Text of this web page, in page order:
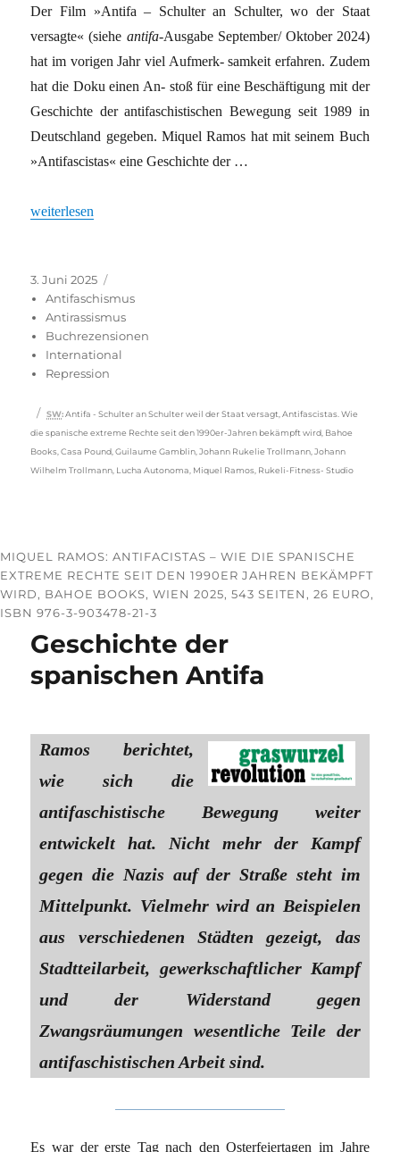
Der Film »Antifa – Schulter an Schulter, wo der Staat
versagte« (siehe antifa-Ausgabe September/ Oktober 2024)
hat im vorigen Jahr viel Aufmerk- samkeit erfahren. Zudem
hat die Doku einen An- stoß für eine Beschäftigung mit der
Geschichte der antifaschistischen Bewegung seit 1989 in
Deutschland gegeben. Miquel Ramos hat mit seinem Buch
»Antifascistas« eine Geschichte der …
„Beginn der Organisierung“
weiterlesen
Veröffentlicht
am
3. Juni 2025
Antifaschismus
Antirassismus
Buchrezensionen
International
Repression
Schlagwörter
SW: Antifa - Schulter an Schulter weil der Staat versagt ,Antifascistas. Wie
die spanische extreme Rechte seit den 1990er-Jahren bekämpft wird Bahoe
Books ,Casa Pound ,Guilaume Gamblin ,Johann Rukelie Trollmann ,Johann
Wilhelm Trollmann Lucha Autonoma Miquel Ramos Rukeli-Fitness- Studio
MIQUEL RAMOS: ANTIFACISTAS – WIE DIE SPANISCHE
EXTREME RECHTE SEIT DEN 1990ER JAHREN BEKÄMPFT
WIRD, BAHOE BOOKS, WIEN 2025, 543 SEITEN, 26 EURO,
ISBN 976-3-903478-21-3
Geschichte der
spanischen Antifa
Ramos berichtet,
wie sich die
antifaschistische Bewegung weiter
entwickelt hat. Nicht mehr der Kampf
gegen die Nazis auf der Straße steht im
Mittelpunkt. Vielmehr wird an Beispielen
aus verschiedenen Städten gezeigt, das
Stadtteilarbeit, gewerkschaftlicher Kampf
und der Widerstand gegen
Zwangsräumungen wesentliche Teile der
antifaschistischen Arbeit sind.
Es war der erste Tag nach den Osterfeiertagen im Jahre